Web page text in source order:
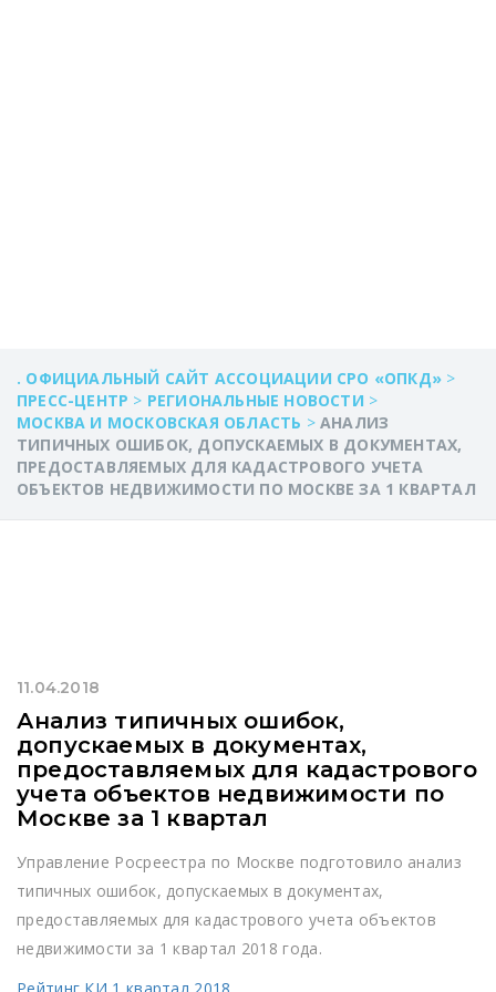
. ОФИЦИАЛЬНЫЙ САЙТ АССОЦИАЦИИ СРО «ОПКД» >
ПРЕСС-ЦЕНТР > РЕГИОНАЛЬНЫЕ НОВОСТИ >
МОСКВА И МОСКОВСКАЯ ОБЛАСТЬ >АНАЛИЗ
ТИПИЧНЫХ ОШИБОК, ДОПУСКАЕМЫХ В ДОКУМЕНТАХ,
ПРЕДОСТАВЛЯЕМЫХ ДЛЯ КАДАСТРОВОГО УЧЕТА
ОБЪЕКТОВ НЕДВИЖИМОСТИ ПО МОСКВЕ ЗА 1 КВАРТАЛ
11.04.2018
Анализ типичных ошибок,
допускаемых в документах,
предоставляемых для кадастрового
учета объектов недвижимости по
Москве за 1 квартал
Управление Росреестра по Москве подготовило анализ
типичных ошибок, допускаемых в документах,
предоставляемых для кадастрового учета объектов
недвижимости за 1 квартал 2018 года.